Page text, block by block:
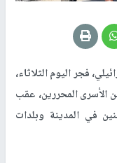
فجر اليوم الثلاثاء،
الأسرى المحررين، عقب
في المدينة وبلدات